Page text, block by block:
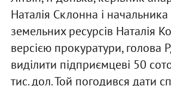
Наталія Склонна і начальника
земельних ресурсів Наталія
версією прокуратури, голова
виділити підприємцеві 50
тис. дол. Той погодився дати